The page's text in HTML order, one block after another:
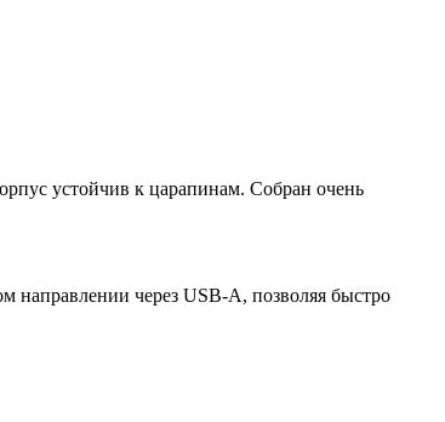
устойчив к царапинам. Собран очень
направлении через USB-A, позволяя быстро